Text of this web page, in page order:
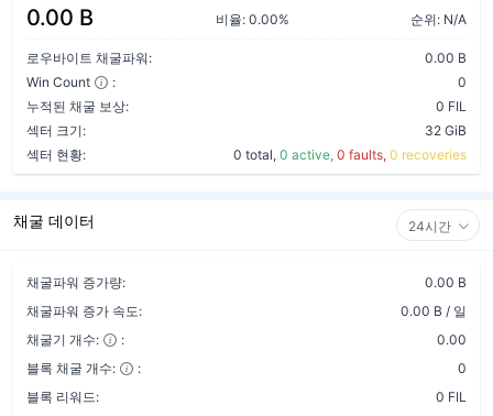
0.00 B 비율: 0.00% 순위: N/A
로우바이트 채굴파워:
0.00 B
Win Count
:
0
누적된 채굴 보상:
0 FIL
섹터 크기:
32 GiB
섹터 현황:
0 total, 0 active, 0 faults, 0 recoveries
채굴 데이터 24시간
채굴파워 증가량:
0.00 B
채굴파워 증가 속도:
0.00 B / 일
채굴기 개수:
:
0.00
블록 채굴 개수:
:
0
블록 리워드:
0 FIL